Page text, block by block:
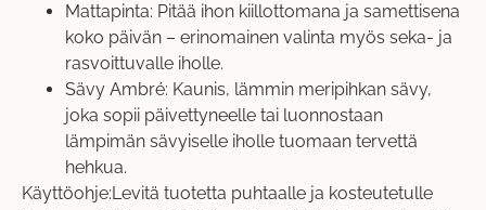
Mattapinta: Pitää ihon kiillottomana ja samettisena
koko päivän – erinomainen valinta myös seka- ja
rasvoittuvalle iholle.
Sävy Ambré: Kaunis, lämmin meripihkan sävy,
joka sopii päivettyneelle tai luonnostaan
lämpimän sävyiselle iholle tuomaan tervettä
hehkua.
Käyttöohje:Levitä tuotetta puhtaalle ja kosteutetulle